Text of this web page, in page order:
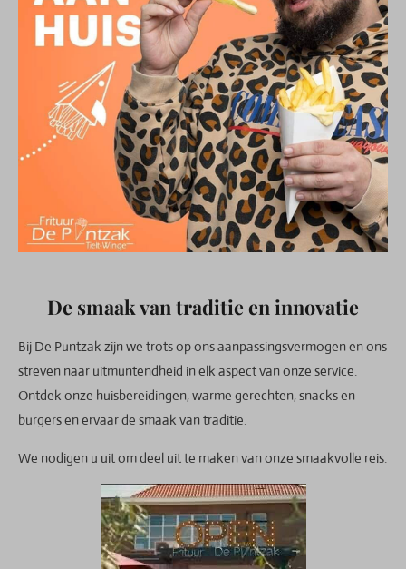
De smaak van traditie en innovatie
Bij De Puntzak zijn we trots op ons aanpassingsvermogen en ons
streven naar uitmuntendheid in elk aspect van onze service.
Ontdek onze huisbereidingen, warme gerechten, snacks en
burgers en ervaar de smaak van traditie.
We nodigen u uit om deel uit te maken van onze smaakvolle reis.